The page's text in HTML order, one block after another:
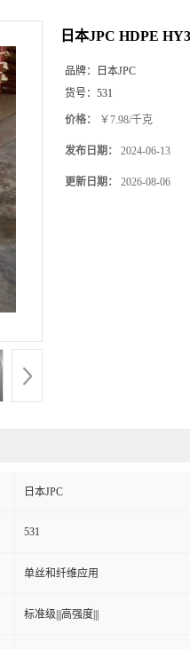
日本JPC HDPE
品牌：
日本JPC
货号： 531
价格： ￥7.98/千克
发布日期： 2024-06-13
更新日期： 2026-08-06
日本JPC
531
单丝和纤维应用
标准级|||高强度|||